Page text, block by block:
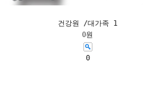
건강원 /대가족 1
0원
0